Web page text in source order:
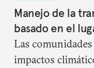
Manejo de la
basado en el
Las
impactos